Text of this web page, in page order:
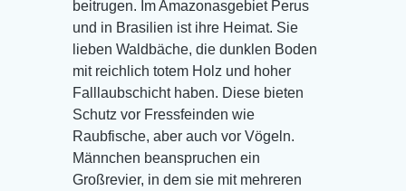
beitrugen. Im Amazonasgebiet Perus
und in Brasilien ist ihre Heimat. Sie
lieben Waldbäche, die dunklen Boden
mit reichlich totem Holz und hoher
Falllaubschicht haben. Diese bieten
Schutz vor Fressfeinden wie
Raubfische, aber auch vor Vögeln.
Männchen beanspruchen ein
Großrevier, in dem sie mit mehreren